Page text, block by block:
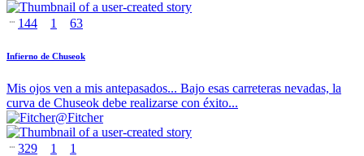
144 1 63
Infierno de Chuseok
Mis ojos ven a mis antepasados... Bajo esas carreteras nevadas, la
curva de Chuseok debe realizarse con éxito...
@Fitcher
329 1 1